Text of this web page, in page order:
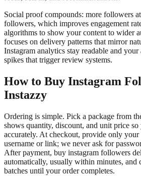
Social proof compounds: more followers
followers, which improves engagement
algorithms to show your content to wider
focuses on delivery patterns that mirror
Instagram analytics stay readable and
spikes that trigger review systems.
How to Buy Instagram
Instazzy
Ordering is simple. Pick a package from
shows quantity, discount, and unit price so
accurately. At checkout, provide only
username or link; we never ask for
After payment, buy instagram followers
automatically, usually within minutes, and
batches until your order completes.